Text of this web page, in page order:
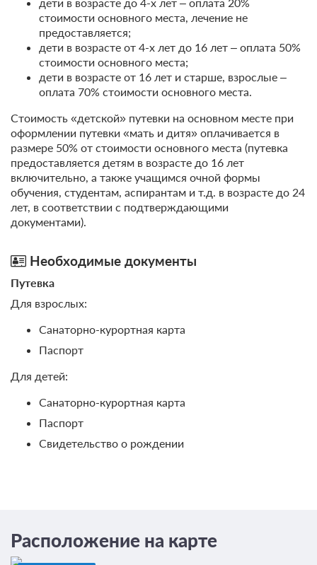
5 950
ЗА НОЧЬ ДЛЯ 1 ГОСТЯ
Оздоровительная программа
Подробнее
В стоимость входит:
лечение, трехразовое питание по заказному меню
7 070
ЗА НОЧЬ ДЛЯ 1 ГОСТЯ
4 фото
2-местный 2-комнатный Гостевой дом
Люкс
Подробнее
Одна двуспальная кровать
трехразовое питание по заказному меню
классе "Стрекоза из
бисера"
Стоимость материалов
для участия в мастер-
классе "Фоамиран
(пластичная замша)"
человек
Стоимость материалов
для участия в мастер-
классе "Фоторамка в
стиле шебби-шик"
человек 335
Стоимость материалов
для участия в мастер-
классе "Открытка в
технике скрапбукинга"
Пребывание на
территории
* для проживающих в ЦДС данная услуга входит в
стоимость путевки
стоимости основного места, лечение не
предоставляется;
дети в возрасте от 4-х лет до 16 лет – оплата 50%
стоимости основного места;
дети в возрасте от 16 лет и старше, взрослые –
оплата 70% стоимости основного места.
Стоимость «детской» путевки на основном месте при
оформлении путевки «мать и дитя» оплачивается в
размере 50% от стоимости основного места (путевка
предоставляется детям в возрасте до 16 лет
включительно, а также учащимся очной формы
обучения, студентам, аспирантам и т.д. в возрасте до 24
лет, в соответствии с подтверждающими
документами).
Необходимые документы
Путевка
Для взрослых:
Санаторно-курортная карта
Паспорт
Для детей:
Санаторно-курортная карта
Паспорт
Свидетельство о рождении
Расположение на карте